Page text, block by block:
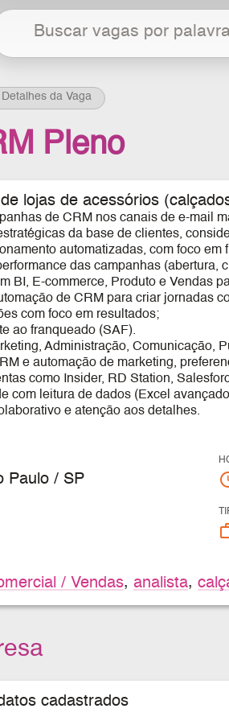
Detalhes da Vaga
Pleno
lojas de acessórios
de CRM nos canais de e-mail
da base de clientes,
automatizadas, com foco
das campanhas (abertura,
BI, E-commerce, Produto e Vendas
de CRM para criar jornadas
com foco em resultados;
ao franqueado (SAF).
Administração, Comunicação,
e automação de marketing,
como Insider, RD Station,
com leitura de dados (Excel
e atenção aos detalhes.
Paulo / SP
/ Vendas, analista,
cadastrados